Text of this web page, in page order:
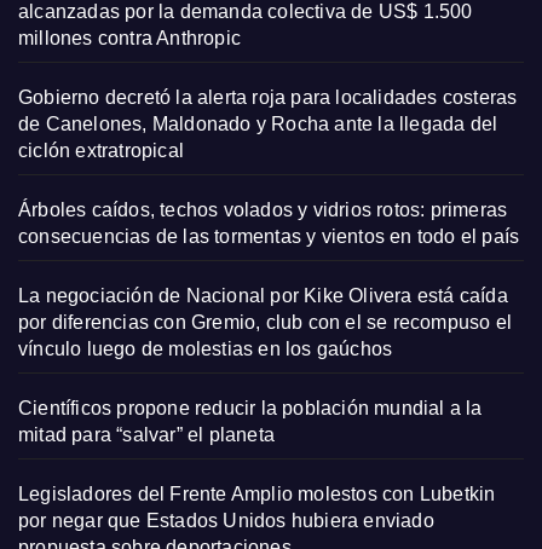
alcanzadas por la demanda colectiva de US$ 1.500
millones contra Anthropic
Gobierno decretó la alerta roja para localidades costeras
de Canelones, Maldonado y Rocha ante la llegada del
ciclón extratropical
Árboles caídos, techos volados y vidrios rotos: primeras
consecuencias de las tormentas y vientos en todo el país
La negociación de Nacional por Kike Olivera está caída
por diferencias con Gremio, club con el se recompuso el
vínculo luego de molestias en los gaúchos
Científicos propone reducir la población mundial a la
mitad para “salvar” el planeta
Legisladores del Frente Amplio molestos con Lubetkin
por negar que Estados Unidos hubiera enviado